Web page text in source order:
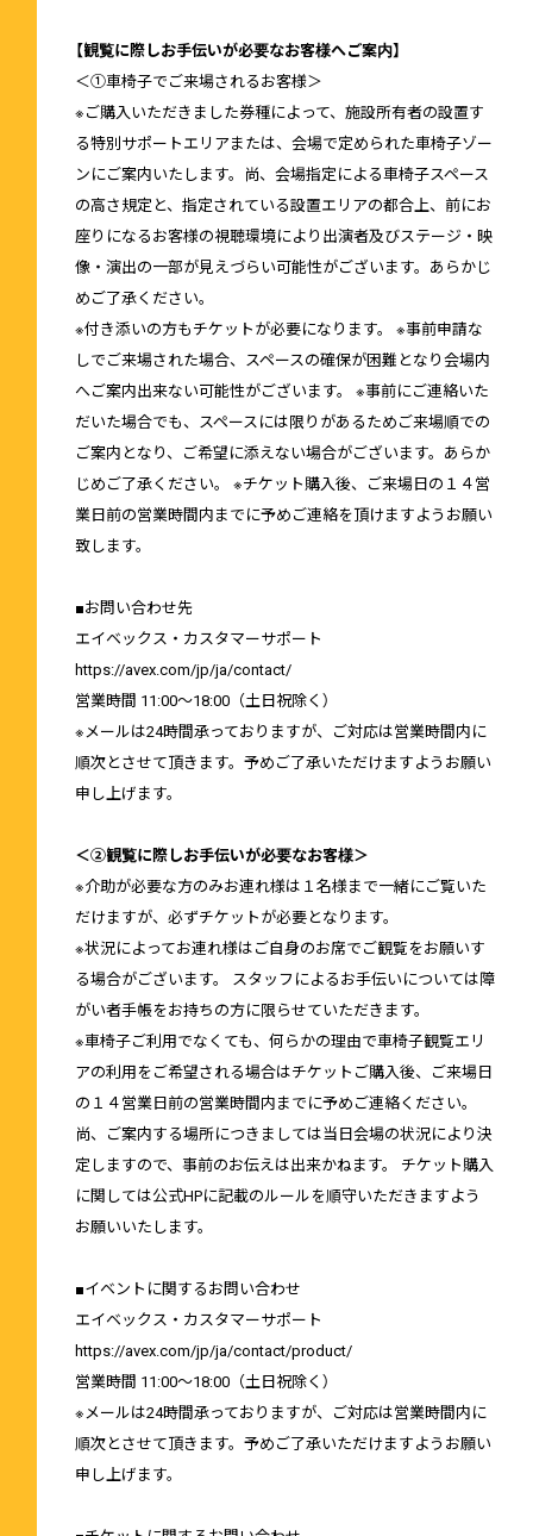
【観覧に際しお手伝いが必要なお客様へご案内】
＜①車椅子でご来場されるお客様＞
※ご購入いただきました券種によって、施設所有者の設置す
る特別サポートエリアまたは、会場で定められた車椅子ゾー
ンにご案内いたします。尚、会場指定による車椅子スペース
の高さ規定と、指定されている設置エリアの都合上、前にお
座りになるお客様の視聴環境により出演者及びステージ・映
像・演出の一部が見えづらい可能性がございます。あらかじ
めご了承ください。
※付き添いの方もチケットが必要になります。 ※事前申請な
しでご来場された場合、スペースの確保が困難となり会場内
へご案内出来ない可能性がございます。 ※事前にご連絡いた
だいた場合でも、スペースには限りがあるためご来場順での
ご案内となり、ご希望に添えない場合がございます。あらか
じめご了承ください。 ※チケット購入後、ご来場日の１４営
業日前の営業時間内までに予めご連絡を頂けますようお願い
致します。
■お問い合わせ先
エイベックス・カスタマーサポート
https://avex.com/jp/ja/contact/
営業時間 11:00～18:00（土日祝除く）
※メールは24時間承っておりますが、ご対応は営業時間内に
順次とさせて頂きます。予めご了承いただけますようお願い
申し上げます。
＜②観覧に際しお手伝いが必要なお客様＞
※介助が必要な方のみお連れ様は１名様まで一緒にご覧いた
だけますが、必ずチケットが必要となります。
※状況によってお連れ様はご自身のお席でご観覧をお願いす
る場合がございます。 スタッフによるお手伝いについては障
がい者手帳をお持ちの方に限らせていただきます。
※車椅子ご利用でなくても、何らかの理由で車椅子観覧エリ
アの利用をご希望される場合はチケットご購入後、ご来場日
の１４営業日前の営業時間内までに予めご連絡ください。
尚、ご案内する場所につきましては当日会場の状況により決
定しますので、事前のお伝えは出来かねます。 チケット購入
に関しては公式HPに記載のルールを順守いただきますよう
お願いいたします。
■イベントに関するお問い合わせ
エイベックス・カスタマーサポート
https://avex.com/jp/ja/contact/product/
営業時間 11:00～18:00（土日祝除く）
※メールは24時間承っておりますが、ご対応は営業時間内に
順次とさせて頂きます。予めご了承いただけますようお願い
申し上げます。